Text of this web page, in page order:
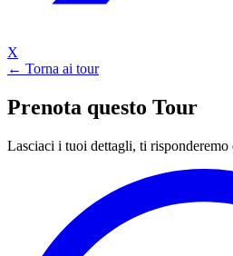
X
← Torna ai tour
Prenota questo Tour
Lasciaci i tuoi dettagli, ti risponderemo